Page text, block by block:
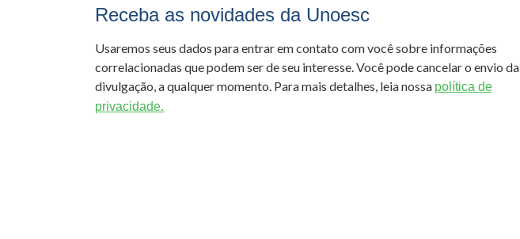
Receba as novidades da Unoesc
Usaremos seus dados para entrar em contato com você sobre informações
correlacionadas que podem ser de seu interesse. Você pode cancelar o envio da
divulgação, a qualquer momento. Para mais detalhes, leia nossa política de
privacidade.